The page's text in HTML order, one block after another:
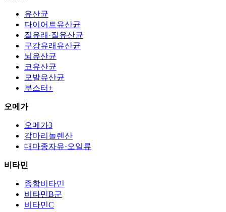
유산균
다이어트유산균
질유래·질유산균
구강유래유산균
뇌유산균
코유산균
모발유산균
부스터+
오메가
오메가3
감마리놀렌산
대마종자유·오일류
비타민
종합비타민
비타민B군
비타민C